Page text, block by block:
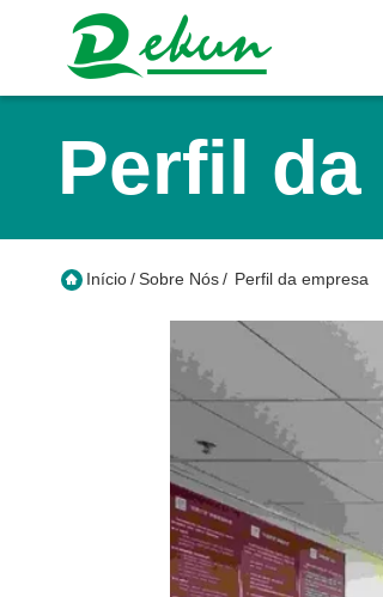
Perfil
Início/Sobre Nós/ Perfil da empresa